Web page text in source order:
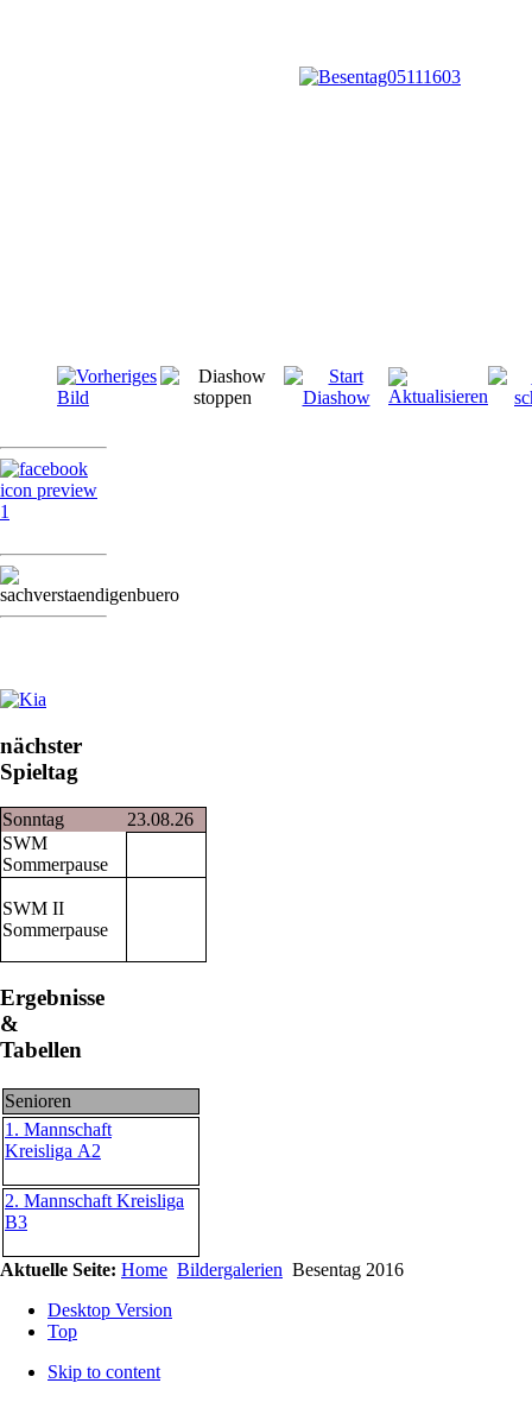
nächster
Spieltag
Sonntag
23.08.26
SWM
Sommerpause
SWM II
Sommerpause
Ergebnisse
&
Tabellen
Senioren
1. Mannschaft
Kreisliga A2
2. Mannschaft Kreisliga
B3
Aktuelle Seite: Home Bildergalerien Besentag 2016
Desktop Version
Top
Skip to content